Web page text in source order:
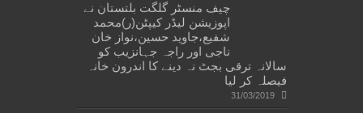
چیف منسٹر گلگت بلتستان نے
اپوزیشن لیڈر کیپٹن(ر)محمد
شفیع،جاوید حسین،نواز خان
ناجی اور راجہ جہانزیب کو
سالانہ ترقی بجٹ نہ دینے کا اندرون خانہ
فیصلہ کر لیا
31/03/2019